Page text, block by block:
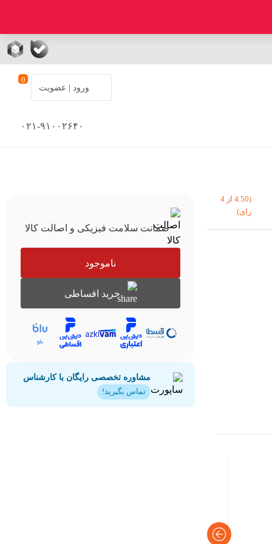
ورود | عضویت
0
۰۲۱-۹۱۰۰۲۶۴۰
(4.50 از 4
رای)
ضمانت سلامت فیزیکی و اصالت کالا
ناموجود
خرید اقساطی
مشاوره تخصصی رایگان با کارشناس
تماس بگیرید!